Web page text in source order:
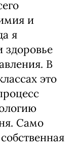
и
я
здоровье
В
это
Само